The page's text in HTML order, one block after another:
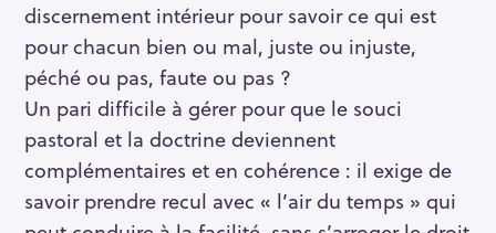
discernement intérieur pour savoir ce qui est
pour chacun bien ou mal, juste ou injuste,
péché ou pas, faute ou pas ?
Un pari difficile à gérer pour que le souci
pastoral et la doctrine deviennent
complémentaires et en cohérence : il exige de
savoir prendre recul avec « l’air du temps » qui